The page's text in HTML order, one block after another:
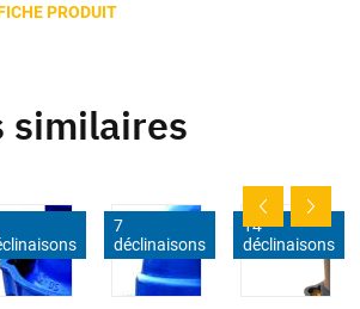
PRODUIT
similaires
7
déclinaisons
14
déclinaisons